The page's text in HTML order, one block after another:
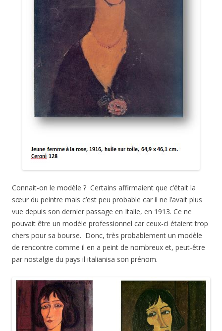
Connait-on le modèle ? Certains affirmaient que c’était la
sœur du peintre mais c’est peu probable car il ne l’avait plus
vue depuis son dernier passage en Italie, en 1913. Ce ne
pouvait être un modèle professionnel car ceux-ci étaient trop
chers pour sa bourse. Donc, très probablement un modèle
de rencontre comme il en a peint de nombreux et, peut-être
par nostalgie du pays il italianisa son prénom.